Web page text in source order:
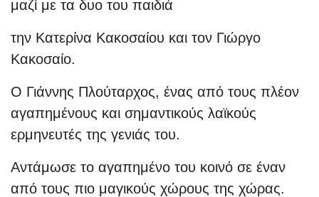
μαζί με τα δυο του παιδιά
την Κατερίνα Κακοσαίου και τον Γιώργο
Κακοσαίο.
Ο Γιάννης Πλούταρχος, ένας από τους πλέον
αγαπημένους και σημαντικούς λαϊκούς
ερμηνευτές της γενιάς του.
Αντάμωσε το αγαπημένο του κοινό σε έναν
από τους πιο μαγικούς χώρους της χώρας.